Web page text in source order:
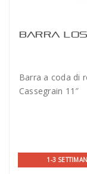
BARRA
Barra a coda di
Cassegrain 11″
1-3